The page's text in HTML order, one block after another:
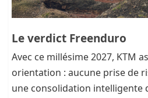
Le verdict Freenduro
Avec ce millésime 2027, KTM
orientation : aucune prise de
une consolidation intelligente